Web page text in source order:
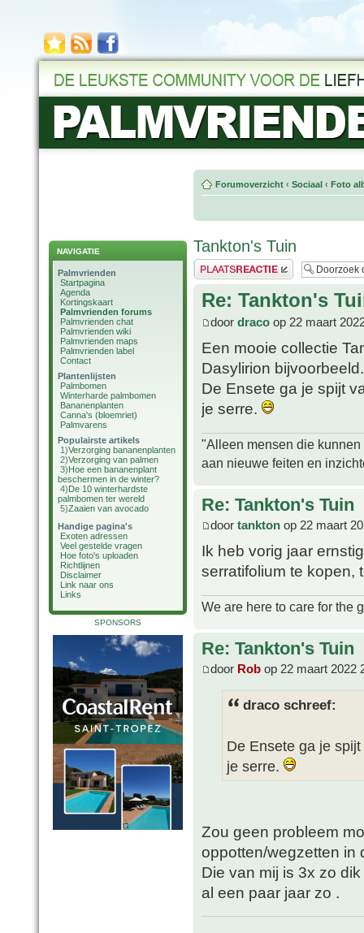
NAVIGATIE
Palmvrienden
Startpagina
Agenda
Kortingskaart
Palmvrienden forums
Palmvrienden chat
Palmvrienden wiki
Palmvrienden maps
Palmvrienden label
Contact
Plantenlijsten
Palmbomen
Winterharde palmbomen
Bananenplanten
Canna's (bloemriet)
Palmvarens
Populairste artikels
1)Verzorging bananenplanten
2)Verzorging van palmen
3)Hoe een bananenplant
beschermen in de winter?
4)De 10 winterhardste
palmbomen ter wereld
5)Zaaien van avocado
Handige pagina's
Exoten adressen
Veel gestelde vragen
Hoe foto's uploaden
Richtlijnen
Disclaimer
Link naar ons
Links
SPONSORS
Forumoverzicht ‹ Sociaal ‹ Foto
Tankton's Tuin
Plaats een reactie
Re: Tankton's
door draco op 22 maart
Een mooie collectie
Dasylirion
De Ensete ga je spijt
je serre.
"Alleen mensen die
aan nieuwe feiten en
Re: Tankton's Tuin
door tankton op 22 maart
Ik heb vorig jaar
serratifolium te kopen,
We are here to care for the
Re: Tankton's Tuin
door Rob op 22 maart 2022
draco schreef:
De Ensete ga je
je serre.
Zou geen probleem
oppotten/wegzetten in
Die van mij is 3x zo
al een paar jaar zo .